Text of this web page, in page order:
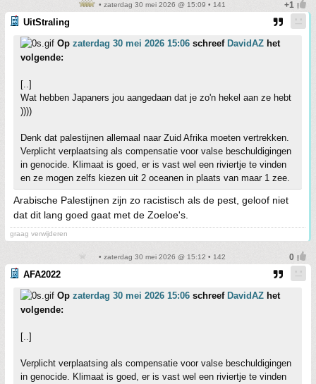
• zaterdag 30 mei 2026 @ 15:09 • 141
UitStraling
Op zaterdag 30 mei 2026 15:06 schreef DavidAZ het
volgende:
[..]
Wat hebben Japaners jou aangedaan dat je zo'n hekel aan ze hebt
))))
Denk dat palestijnen allemaal naar Zuid Afrika moeten vertrekken.
Verplicht verplaatsing als compensatie voor valse beschuldigingen
in genocide. Klimaat is goed, er is vast wel een riviertje te vinden
en ze mogen zelfs kiezen uit 2 oceanen in plaats van maar 1 zee.
Arabische Palestijnen zijn zo racistisch als de pest, geloof niet
dat dit lang goed gaat met de Zoeloe's.
graag verwijderen
• zaterdag 30 mei 2026 @ 15:12 • 142
AFA2022
Op zaterdag 30 mei 2026 15:06 schreef DavidAZ het
volgende:
[..]
Verplicht verplaatsing als compensatie voor valse beschuldigingen
in genocide. Klimaat is goed, er is vast wel een riviertje te vinden